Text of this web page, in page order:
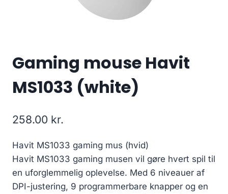
Gaming mouse Havit
MS1033 (white)
258.00 kr.
Havit MS1033 gaming mus (hvid)
Havit MS1033 gaming musen vil gøre hvert spil til
en uforglemmelig oplevelse. Med 6 niveauer af
DPI-justering, 9 programmerbare knapper og en